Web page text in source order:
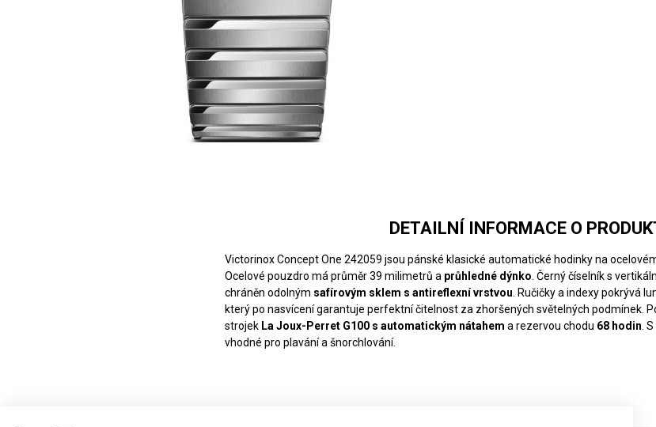
DETAILNÍ INFORMACE O
Victorinox Concept One 242059 jsou pánské klasické automatické hodinky na
Ocelové pouzdro má průměr 39 milimetrů a průhledné dýnko. Černý číselník s
chráněn odolným safírovým sklem s antireflexní vrstvou. Ručičky a indexy pokrývá
který po nasvícení garantuje perfektní čitelnost za zhoršených světelných podmínek.
strojek La Joux-Perret G100 s automatickým nátahem a rezervou chodu 68 hodin.
vhodné pro plavání a šnorchlování.